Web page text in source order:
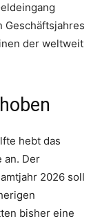
Geschäftsjahres
der weltweit
hebt das
an. Der
2026 soll
bisher eine